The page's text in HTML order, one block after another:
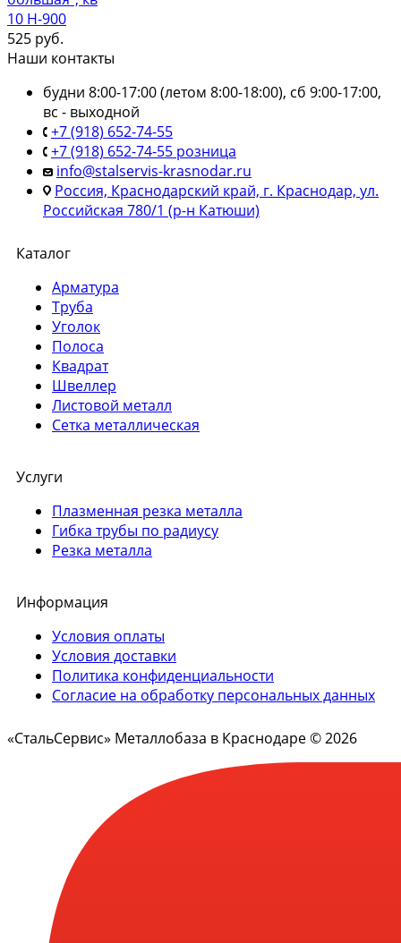
10 Н-900
525 руб.
Наши контакты
будни 8:00-17:00 (летом 8:00-18:00), сб 9:00-17:00,
вс - выходной
+7 (918) 652-74-55
+7 (918) 652-74-55 розница
info@stalservis-krasnodar.ru
Россия, Краснодарский край, г. Краснодар, ул.
Российская 780/1 (р-н Катюши)
Каталог
Арматура
Труба
Уголок
Полоса
Квадрат
Швеллер
Листовой металл
Сетка металлическая
Услуги
Плазменная резка металла
Гибка трубы по радиусу
Резка металла
Информация
Условия оплаты
Условия доставки
Политика конфиденциальности
Согласие на обработку персональных данных
«СтальСервис» Металлобаза в Краснодаре © 2026